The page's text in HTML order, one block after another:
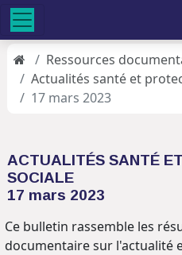
Ressources
Actualités santé et
17 mars 2023
ACTUALITÉS SANTÉ
SOCIALE
17 mars 2023
Ce bulletin rassemble les
documentaire sur l'actualité